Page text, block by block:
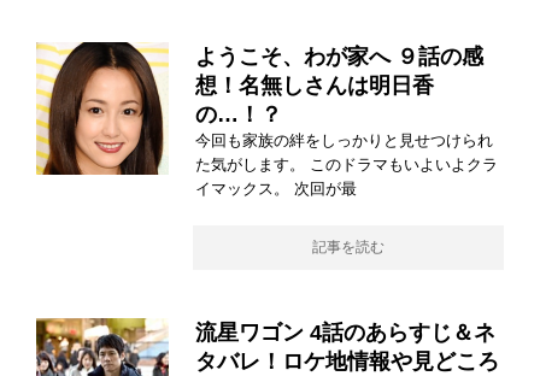
ようこそ、わが家へ ９話の感
想！名無しさんは明日香
の…！？
今回も家族の絆をしっかりと見せつけられ
た気がします。 このドラマもいよいよクラ
イマックス。 次回が最
記事を読む
流星ワゴン 4話のあらすじ＆ネ
タバレ！ロケ地情報や見どころ